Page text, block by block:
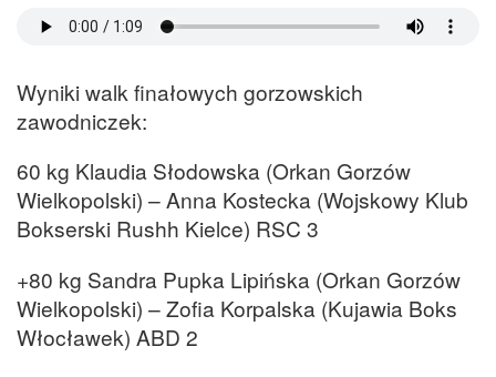
Wyniki walk finałowych gorzowskich
zawodniczek:
60 kg Klaudia Słodowska (Orkan Gorzów
Wielkopolski) – Anna Kostecka (Wojskowy Klub
Bokserski Rushh Kielce) RSC 3
+80 kg Sandra Pupka Lipińska (Orkan Gorzów
Wielkopolski) – Zofia Korpalska (Kujawia Boks
Włocławek) ABD 2